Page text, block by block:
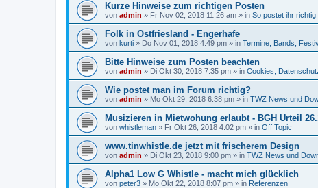
Kurze Hinweise zum richtigen Posten
von admin » Fr Nov 02, 2018 11:26 am » in So postet ihr richtig
Folk in Ostfriesland - Engerhafe
von kurti » Do Nov 01, 2018 4:49 pm » in Termine, Bands,
Bitte Hinweise zum Posten beachten
von admin » Di Okt 30, 2018 7:35 pm » in Cookies,
Wie postet man im Forum richtig?
von admin » Mo Okt 29, 2018 6:38 pm » in TWZ News und
Musizieren in Mietwohung erlaubt - BGH Urteil
von whistleman » Fr Okt 26, 2018 4:02 pm » in Off Topic
www.tinwhistle.de jetzt mit frischerem Design
von admin » Di Okt 23, 2018 9:00 pm » in TWZ News und
Alpha1 Low G Whistle - macht mich glücklich
von peter3 » Mo Okt 22, 2018 8:07 pm » in Referenzen